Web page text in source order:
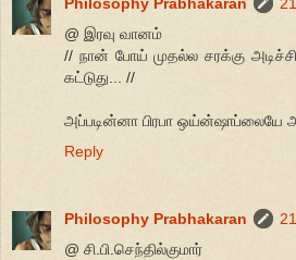
Philosophy Prabhakaran
@ இரவு வானம்
// நான் போய் முதல்ல சரக்கு
கட்டுது... //
அப்படின்னா பிரபா ஒய்ன்ஷாப்லையே
Reply
Philosophy Prabhakaran
@ சி.பி.செந்தில்குமார்